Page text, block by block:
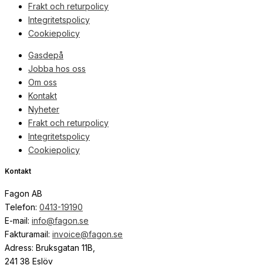
Frakt och returpolicy
Integritetspolicy
Cookiepolicy
Gasdepå
Jobba hos oss
Om oss
Kontakt
Nyheter
Frakt och returpolicy
Integritetspolicy
Cookiepolicy
Kontakt
Fagon AB
Telefon: 0413-19190
E-mail: info@fagon.se
Fakturamail: invoice@fagon.se
Adress: Bruksgatan 11B,
241 38 Eslöv